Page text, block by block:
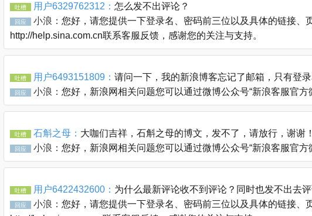
吐槽 用户6329762312： 怎么发不出评论？
回应 小浪： 您好，请您提供一下登录名、密码前三位以及具体的链接、
http://help.sina.com.cn联系客服反馈，感谢您的关注与支持。
吐槽 用户6493151809： 请问一下，我的新浪博客忘记了邮箱，只有登
回应 小浪： 您好，新浪网相关问题您可以通过微博公众号“新浪客服官
吐槽 石斛之母： 大咖们吉祥，石斛之母的博文，发不了，请放行，谢谢
回应 小浪： 您好，新浪网相关问题您可以通过微博公众号“新浪客服官
吐槽 用户6422432600： 为什么最新评论收不到评论？同时也发不出去
回应 小浪： 您好，请您提供一下登录名、密码前三位以及具体的链接、